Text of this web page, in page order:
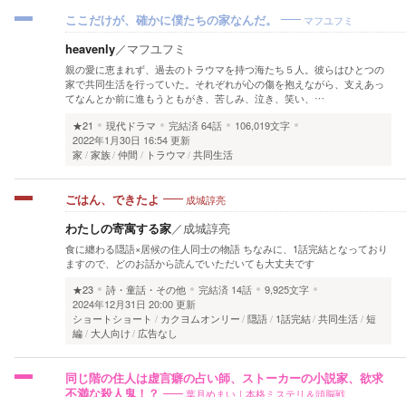
ここだけが、確かに僕たちの家なんだ。 マフユフミ
heavenly／マフユフミ
親の愛に恵まれず、過去のトラウマを持つ海たち５人。彼らはひとつの
家で共同生活を行っていた。それぞれが心の傷を抱えながら、支えあっ
てなんとか前に進もうともがき、苦しみ、泣き、笑い、…
★21
現代ドラマ 完結済64話
106,019文字
2022年1月30日 16:54 更新
家
家族 仲間 トラウマ 共同生活
ごはん、できたよ 成城諄亮
わたしの寄寓する家／成城諄亮
食に纏わる隠語×居候の住人同士の物語 ちなみに、1話完結となっており
ますので、どのお話から読んでいただいても大丈夫です
★23
詩・童話・その他 完結済 14話
9,925文字
2024年12月31日 20:00 更新
ショートショート
カクヨムオンリー 隠語 1話完結 共同生活 短
編 大人向け 広告なし
同じ階の住人は虚言癖の占い師、ストーカーの小説家、欲求
不満な殺人鬼！？
葉月めまい｜本格ミステリ＆頭脳戦